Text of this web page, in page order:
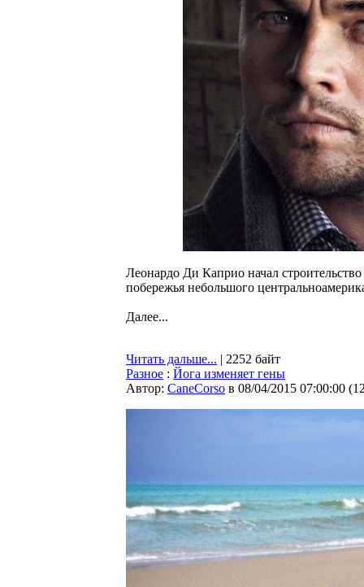
Леонардо Ди Каприо начал
побережья небольшого
Далее...
Читать дальше... | 2252 байт
Разное : Йога изменяет гены
Автор: CaneCorso в 08/04/2015 07:00:00 (